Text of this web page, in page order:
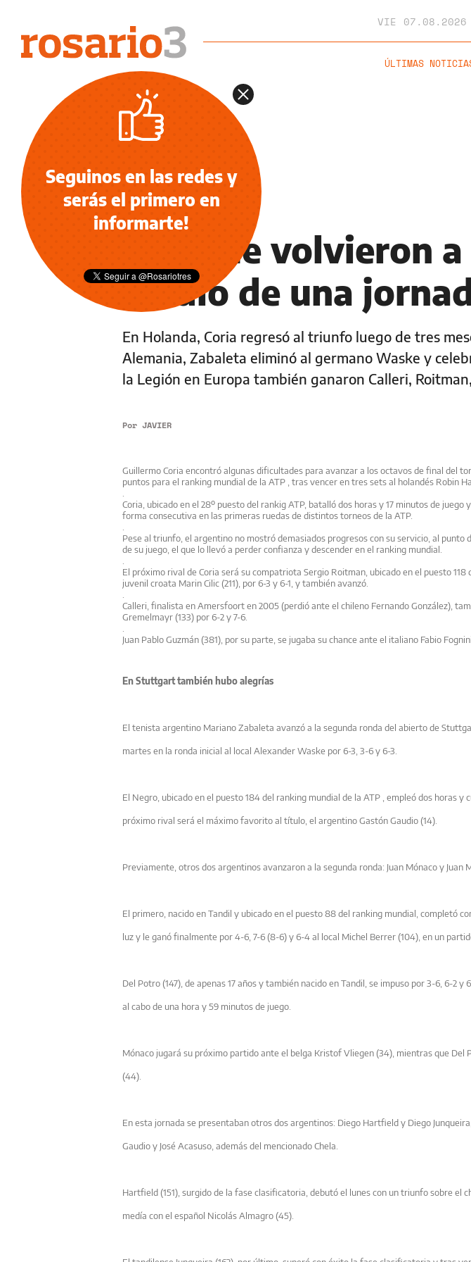
VIE 07.08.2026
ÚLTIMAS
NOTICIAS
Dos que volvieron
medio de una
En Holanda, Coria regresó al triunfo luego de tres
Alemania, Zabaleta eliminó al germano Waske y
la Legión en Europa también ganaron Calleri,
Por JAVIER
Guillermo Coria encontró algunas dificultades para avanzar a los octavos de final del
puntos para el ranking mundial de la ATP , tras vencer en tres sets al holandés Robin
Coria, ubicado en el 28º puesto del rankig ATP, batalló dos horas y 17 minutos de
forma consecutiva en las primeras ruedas de distintos torneos de la ATP.
Pese al triunfo, el argentino no mostró demasiados progresos con su servicio, al punto
de su juego, el que lo llevó a perder confianza y descender en el ranking mundial.
El próximo rival de Coria será su compatriota Sergio Roitman, ubicado en el puesto 118
juvenil croata Marin Cilic (211), por 6-3 y 6-1, y también avanzó.
Calleri, finalista en Amersfoort en 2005 (perdió ante el chileno Fernando González),
Gremelmayr (133) por 6-2 y 7-6.
Juan Pablo Guzmán (381), por su parte, se jugaba su chance ante el italiano Fabio
En Stuttgart también hubo alegrías
El tenista argentino Mariano Zabaleta avanzó a la segunda ronda del abierto de
martes en la ronda inicial al local Alexander Waske por 6-3, 3-6 y 6-3.
El Negro, ubicado en el puesto 184 del ranking mundial de la ATP , empleó dos horas
próximo rival será el máximo favorito al título, el argentino Gastón Gaudio (14).
Previamente, otros dos argentinos avanzaron a la segunda ronda: Juan Mónaco y Juan
El primero, nacido en Tandil y ubicado en el puesto 88 del ranking mundial, completó
luz y le ganó finalmente por 4-6, 7-6 (8-6) y 6-4 al local Michel Berrer (104), en un
Del Potro (147), de apenas 17 años y también nacido en Tandil, se impuso por 3-6, 6-2
al cabo de una hora y 59 minutos de juego.
Mónaco jugará su próximo partido ante el belga Kristof Vliegen (34), mientras que Del
(44).
En esta jornada se presentaban otros dos argentinos: Diego Hartfield y Diego
Gaudio y José Acasuso, además del mencionado Chela.
Hartfield (151), surgido de la fase clasificatoria, debutó el lunes con un triunfo sobre el
medía con el español Nicolás Almagro (45).
Seguinos en las redes y
serás el primero en
informarte!